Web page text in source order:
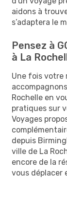
aidons à
s’adaptera le
Pensez à
à La
Une fois votre
Rochelle en
pratiques sur
Voyages
depuis
ville de La
encore de la
vous déplacer